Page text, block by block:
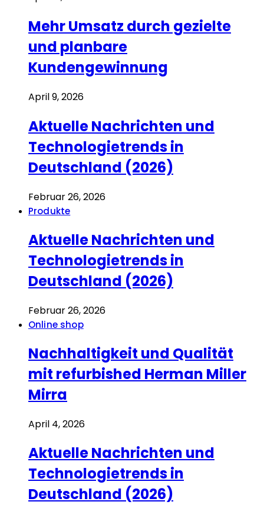
Mehr Umsatz durch gezielte
und planbare
Kundengewinnung
April 9, 2026
Aktuelle Nachrichten und
Technologietrends in
Deutschland (2026)
Februar 26, 2026
Produkte
Aktuelle Nachrichten und
Technologietrends in
Deutschland (2026)
Februar 26, 2026
Online shop
Nachhaltigkeit und Qualität
mit refurbished Herman Miller
Mirra
April 4, 2026
Aktuelle Nachrichten und
Technologietrends in
Deutschland (2026)